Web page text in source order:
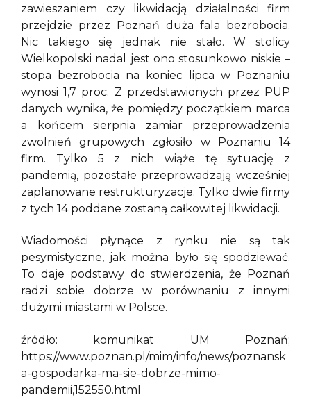
zawieszaniem czy likwidacją działalności firm
przejdzie przez Poznań duża fala bezrobocia.
Nic takiego się jednak nie stało. W stolicy
Wielkopolski nadal jest ono stosunkowo niskie –
stopa bezrobocia na koniec lipca w Poznaniu
wynosi 1,7 proc. Z przedstawionych przez PUP
danych wynika, że pomiędzy początkiem marca
a końcem sierpnia zamiar przeprowadzenia
zwolnień grupowych zgłosiło w Poznaniu 14
firm. Tylko 5 z nich wiąże tę sytuację z
pandemią, pozostałe przeprowadzają wcześniej
zaplanowane restrukturyzacje. Tylko dwie firmy
z tych 14 poddane zostaną całkowitej likwidacji.
Wiadomości płynące z rynku nie są tak
pesymistyczne, jak można było się spodziewać.
To daje podstawy do stwierdzenia, że Poznań
radzi sobie dobrze w porównaniu z innymi
dużymi miastami w Polsce.
źródło: komunikat UM Poznań;
https://www.poznan.pl/mim/info/news/poznansk
a-gospodarka-ma-sie-dobrze-mimo-
pandemii,152550.html